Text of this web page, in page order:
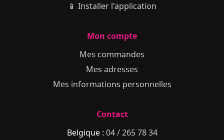
📱 Installer l'application
Mon compte
Mes commandes
Mes adresses
Mes informations personnelles
Contact
Belgique : 04 / 265 78 34